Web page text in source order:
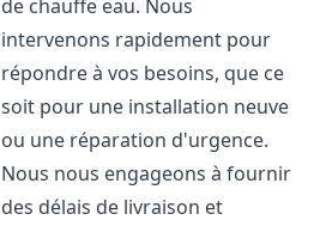
de chauffe eau. Nous
intervenons rapidement pour
répondre à vos besoins, que ce
soit pour une installation neuve
ou une réparation d'urgence.
Nous nous engageons à fournir
des délais de livraison et